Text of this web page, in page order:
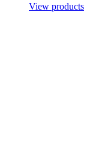
View products